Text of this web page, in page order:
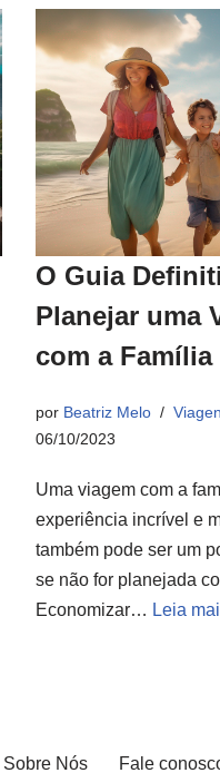
O Guia
Planejar uma
com a Família
por Beatriz Melo
06/10/2023
Uma viagem com a
experiência incrível e
também pode ser um
se não for planejada
Economizar… Leia
Sobre Nós Fale